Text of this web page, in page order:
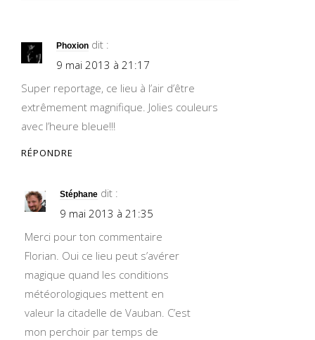
Phoxion dit :
9 mai 2013 à 21:17
Super reportage, ce lieu à l’air d’être
extrêmement magnifique. Jolies couleurs
avec l’heure bleue!!!
RÉPONDRE
Stéphane dit :
9 mai 2013 à 21:35
Merci pour ton commentaire
Florian. Oui ce lieu peut s’avérer
magique quand les conditions
météorologiques mettent en
valeur la citadelle de Vauban. C’est
mon perchoir par temps de